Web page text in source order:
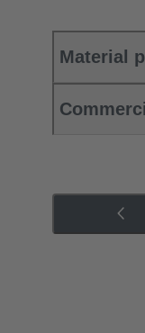
Material